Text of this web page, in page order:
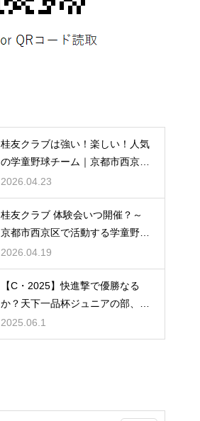
桂友クラブは強い！楽しい！人気
の学童野球チーム｜京都市西京
区・桂徳・桂川・川岡・桂小学校
区の小学生集まれ！
2026.04.23
桂友クラブ 体験会いつ開催？～
京都市西京区で活動する学童野球
チーム～
2026.04.19
【C・2025】快進撃で優勝なる
か？天下一品杯ジュニアの部、桂
友クラブCチームの戦績
2025.06.1